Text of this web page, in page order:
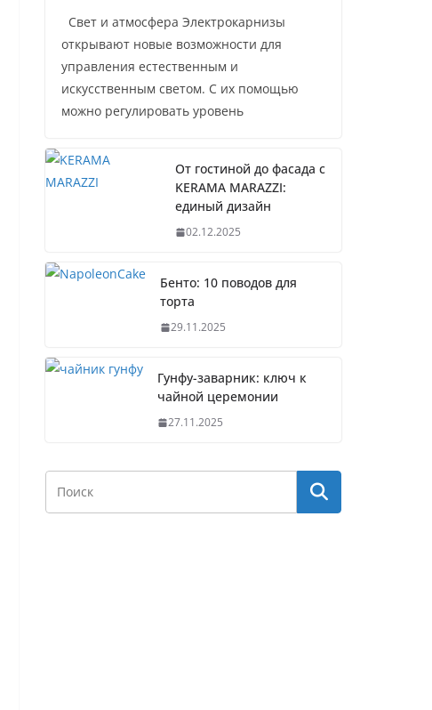
Свет и атмосфера Электрокарнизы
открывают новые возможности для
управления естественным и
искусственным светом. С их помощью
можно регулировать уровень
От гостиной до фасада с
KERAMA MARAZZI:
единый дизайн
02.12.2025
Бенто: 10 поводов для
торта
29.11.2025
Гунфу-заварник: ключ к
чайной церемонии
27.11.2025